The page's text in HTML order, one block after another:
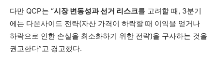
다만 QCP는 “시장 변동성과 선거 리스크를 고려할 때, 3분기
에는 다운사이드 전략(자산 가격이 하락할 때 이익을 얻거나
하락으로 인한 손실을 최소화하기 위한 전략)을 구사하는 것을
권고한다”고 경고했다.